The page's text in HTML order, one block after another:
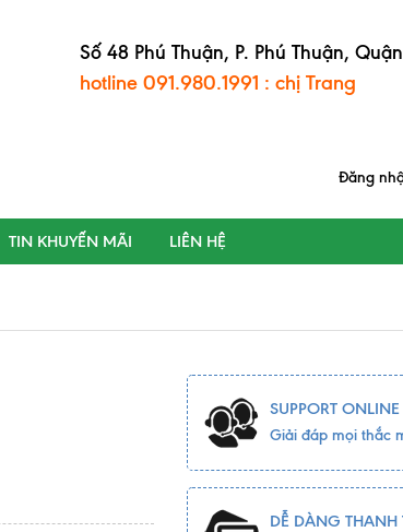
Số 48 Phú Thuận, P. Phú Thuận,
hotline 091.980.1991 : chị Trang
Đăng
TIN KHUYẾN MÃI LIÊN HỆ
SUPPORT ONLINE
Giải đáp mọi thắc
DỄ DÀNG THANH